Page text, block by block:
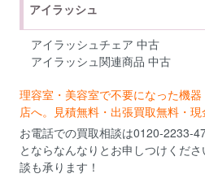
アイラッシュ
アイラッシュチェア 中古
アイラッシュ関連商品 中古
理容室・美容室で不要になった機
店へ。見積無料・出張買取無料・現
お電話での買取相談は0120-2233-
とならなんなりとお申しつけくだ
談も承ります！